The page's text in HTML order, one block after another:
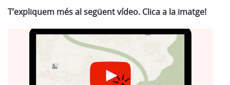
T’expliquem més al següent vídeo. Clica a la imatge!